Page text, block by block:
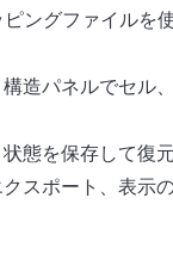
ングファイルを
造パネルでセル
態を保存して復
スポート、表示